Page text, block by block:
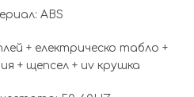
ABS
+ електрическо табло +
+ щепсел + uv крушка